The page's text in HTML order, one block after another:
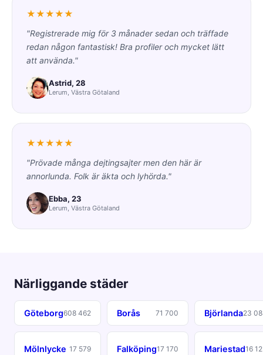
★★★★★
"Registrerade mig för 3 månader sedan och träffade
redan någon fantastisk! Bra profiler och mycket lätt
att använda."
Astrid, 28
Lerum, Västra Götaland
★★★★★
"Prövade många dejtingsajter men den här är
annorlunda. Folk är äkta och lyhörda."
Ebba, 23
Lerum, Västra Götaland
Närliggande städer
Göteborg608 462 Borås 71 700 Björlanda23
Mölnlycke 17 579 Falköping17 170 Mariestad16